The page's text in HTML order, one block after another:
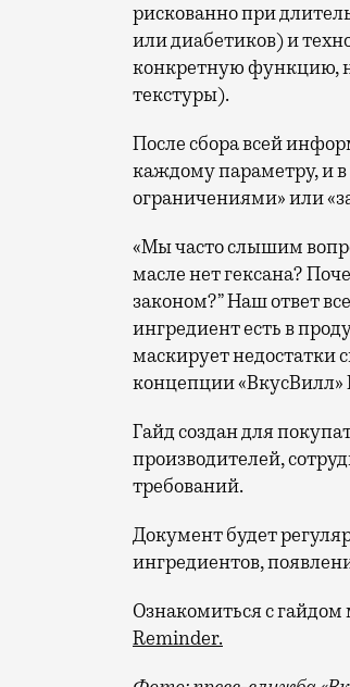
рискованно при
или диабетиков) и
конкретную функцию,
текстуры).
После сбора всей
каждому параметру, и в
ограничениями» или
«Мы часто слышим
масле нет гексана?
законом?” Наш ответ
ингредиент есть в
маскирует недостатки
концепции
Гайд создан для
производителей,
требований.
Документ будет
ингредиентов,
Ознакомиться с гайдом
Reminder.